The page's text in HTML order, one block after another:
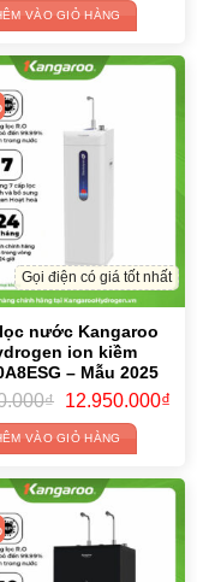
was:
5.800.000₫.
VÀO GIỎ HÀNG
Gọi điện có giá tốt nhất
nước Kangaroo
ion kiềm
– Mẫu 2025
₫ Original
was:
18.740.000₫.
12.950.000₫
VÀO GIỎ HÀNG